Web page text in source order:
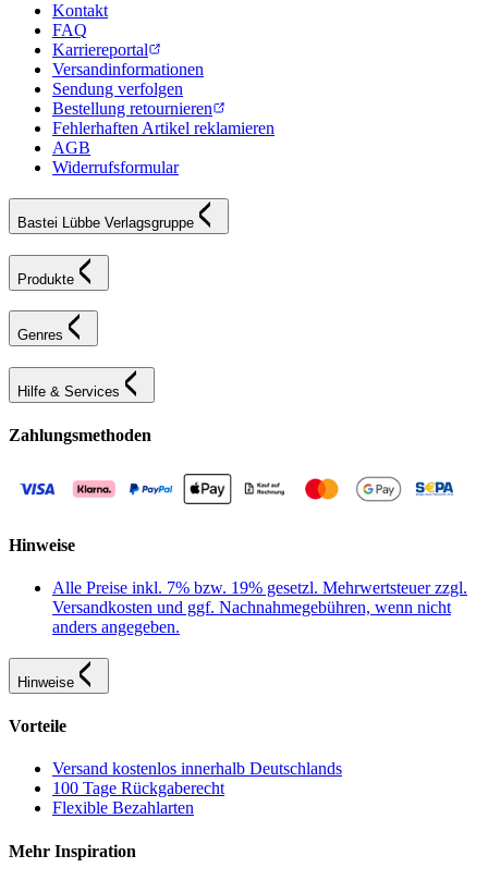
Kontakt
FAQ
Karriereportal
Versandinformationen
Sendung verfolgen
Bestellung retournieren
Fehlerhaften Artikel reklamieren
AGB
Widerrufsformular
Bastei Lübbe Verlagsgruppe
Produkte
Genres
Hilfe & Services
Zahlungsmethoden
Hinweise
Alle Preise inkl. 7% bzw. 19% gesetzl. Mehrwertsteuer zzgl.
Versandkosten und ggf. Nachnahmegebühren, wenn nicht
anders angegeben.
Hinweise
Vorteile
Versand kostenlos innerhalb Deutschlands
100 Tage Rückgaberecht
Flexible Bezahlarten
Mehr Inspiration